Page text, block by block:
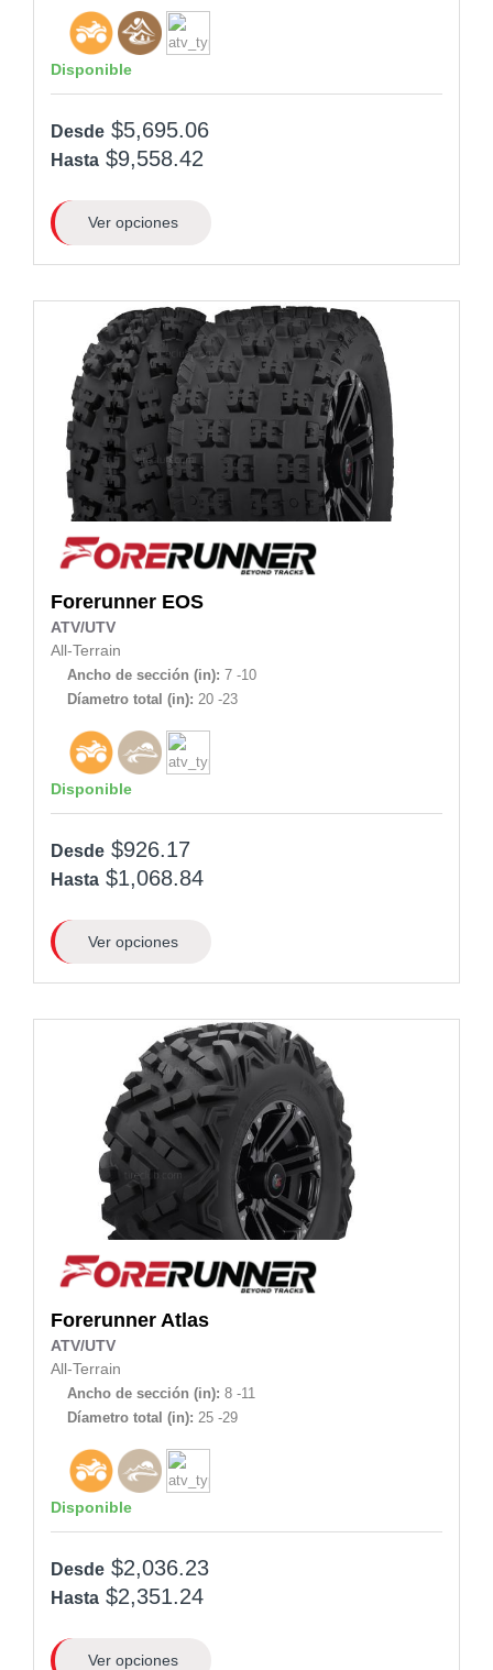
Disponible
Desde $5,695.06
Hasta $9,558.42
Ver opciones
Forerunner EOS
ATV/UTV
All-Terrain
Ancho de sección (in): 7 -10
Díametro total (in): 20 -23
Disponible
Desde $926.17
Hasta $1,068.84
Ver opciones
Forerunner Atlas
ATV/UTV
All-Terrain
Ancho de sección (in): 8 -11
Díametro total (in): 25 -29
Disponible
Desde $2,036.23
Hasta $2,351.24
Ver opciones